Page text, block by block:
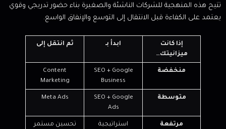
تتيح هذه المنهجية للشركات الناشئة والصغيرة بناء حضور تدريجي وقوي
يعتمد على الكفاءة قبل الانتقال إلى التوسع والإنفاق الواسع.
إذا كانت
ميزانيتك…
ابدأ بـ ثم انتقل إلى
منخفضة
SEO + Google
Business
Content
Marketing
متوسطة
SEO + Google
Ads
Meta Ads
مرتفعة
استراتيجية
تحسين مستمر